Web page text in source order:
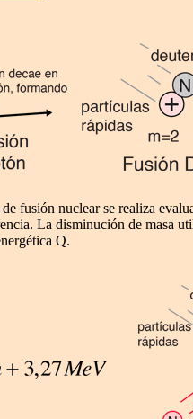
fusión nuclear se realiza
La disminución de masa
Q.